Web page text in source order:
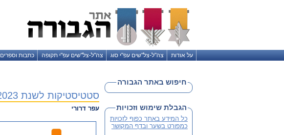
על אודות צה"ל-צל"שים עפ"י סוג צה"ל-צל"שים עפ"י תקופה כתבות וספרים
סטטיסטיקות לשנת 2023 משוקלל בגלל סגירת אנליטיק
עפר דרורי
חיפוש באתר הגבורה
הגבלת שימוש וזכויות
כל המידע באתר כפוף לזכויות
כמפורט בשער ובדף המקושר